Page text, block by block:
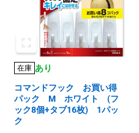
在庫 あり
コマンドフック お買い得
パック M ホワイト (フ
ック8個+タブ16枚) 1パッ
ク